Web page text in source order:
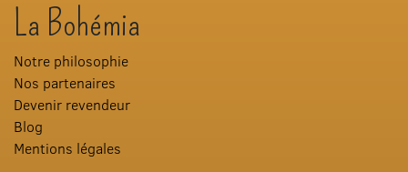
La Bohémia
Notre philosophie
Nos partenaires
Devenir revendeur
Blog
Mentions légales